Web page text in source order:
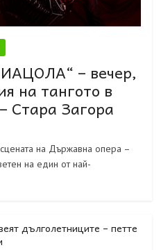
– вечер,
на тангото в
Стара Загора
на Държавна опера –
на един от най-
дълголетниците – петте